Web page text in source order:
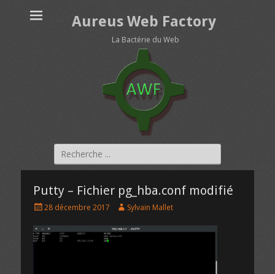
Aureus Web Factory
La Bactérie du Web
Rechercher :
Putty – Fichier pg_hba.conf modifié
P
s
t
e
d
28 décembre 2017
A
t
h
Sylvain Mallet